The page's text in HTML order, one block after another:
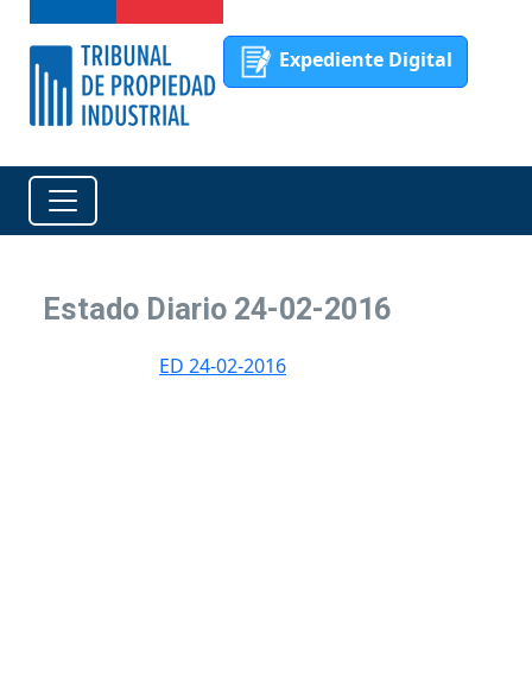
Expediente Digital
Estado Diario 24-02-2016
ED 24-02-2016